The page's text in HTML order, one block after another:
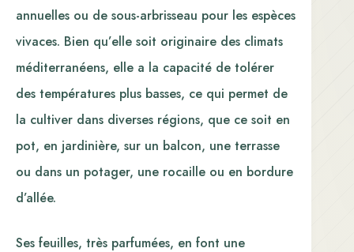
annuelles ou de sous-arbrisseau pour les espèces
vivaces. Bien qu’elle soit originaire des climats
méditerranéens, elle a la capacité de tolérer
des températures plus basses, ce qui permet de
la cultiver dans diverses régions, que ce soit en
pot, en jardinière, sur un balcon, une terrasse
ou dans un potager, une rocaille ou en bordure
d’allée.
Ses feuilles, très parfumées, en font une